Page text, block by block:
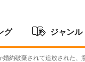
グ ジャンル
約破棄されて追放された、